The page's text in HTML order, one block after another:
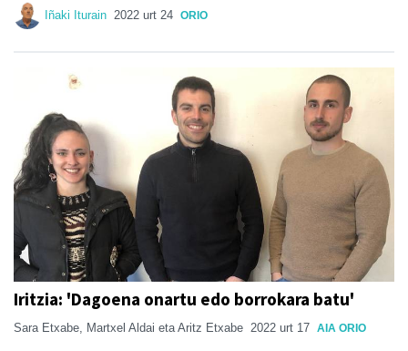
Iñaki Iturain 2022 urt 24 ORIO
Iritzia: 'Dagoena onartu edo borrokara batu'
Sara Etxabe, Martxel Aldai eta Aritz Etxabe 2022 urt 17 AIA ORIO